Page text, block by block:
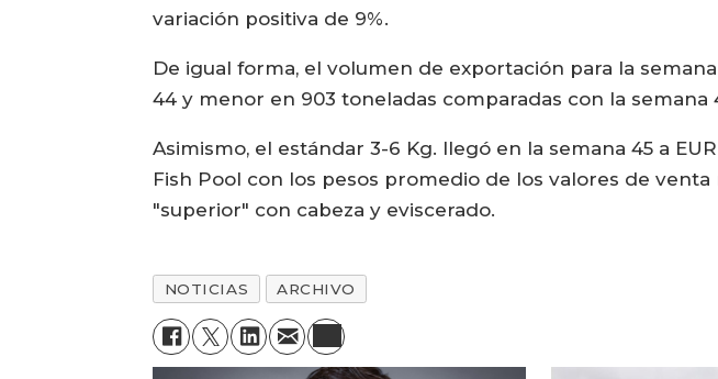
variación positiva de 9%.
De igual forma, el volumen de exportación para la
44 y menor en 903 toneladas comparadas con la semana
Asimismo, el estándar 3-6 Kg. llegó en la semana 45 a
Fish Pool con los pesos promedio de los valores de
"superior" con cabeza y eviscerado.
NOTICIAS ARCHIVO